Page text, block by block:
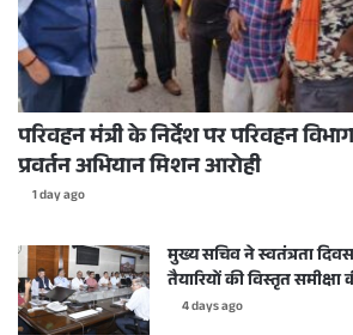
परिवहन मंत्री के निर्देश पर परिवहन
प्रवर्तन अभियान मिशन आरोही
1 day ago
मुख्य सचिव ने स्वतंत्रता
तैयारियों की विस्तृत समीक्षा
4 days ago